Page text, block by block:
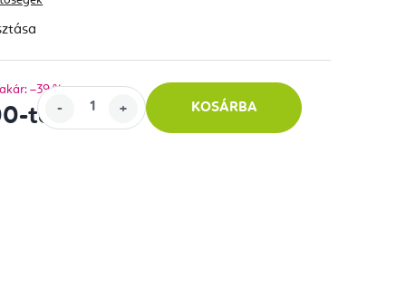
akár: –39 %
-tól KOSÁRBA